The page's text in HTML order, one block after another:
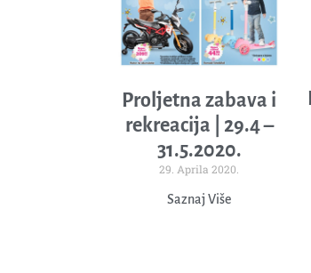
Proljetna zabava i
rekreacija | 29.4 –
31.5.2020.
29. Aprila 2020.
Saznaj Više